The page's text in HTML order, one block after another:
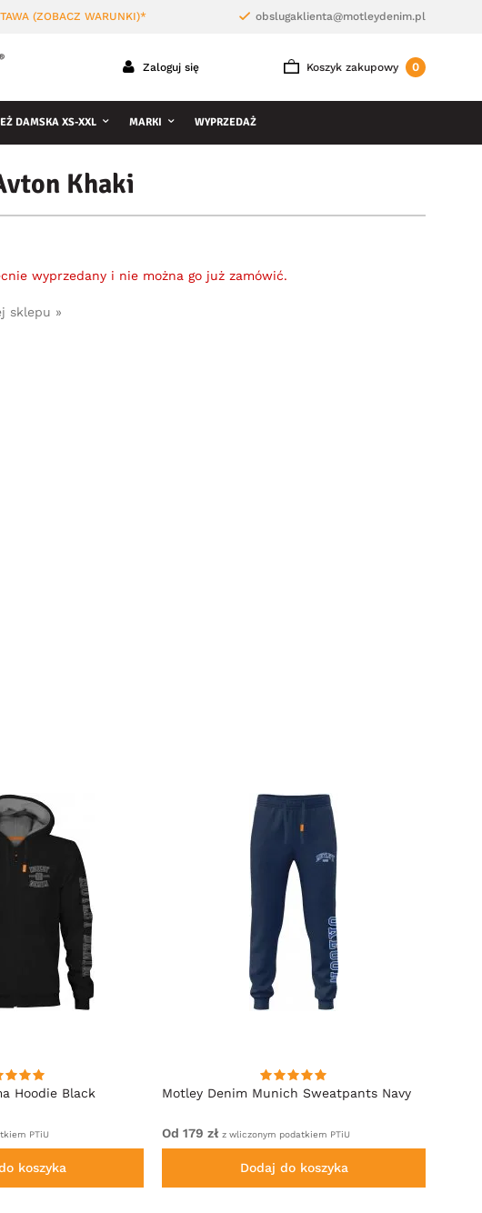
(ZOBACZ WARUNKI)* obslugaklienta@motleydenim.pl
Koszyk zakupowy 0
Zaloguj się
DAMSKA XS-XXL MARKI WYPRZEDAŻ
Khaki
wyprzedany i nie można go już zamówić.
sklepu »
Hoodie Black
PTiU
koszyka
Motley Denim Munich Sweatpants Navy
Od 179 zł z wliczonym podatkiem PTiU
Dodaj do koszyka